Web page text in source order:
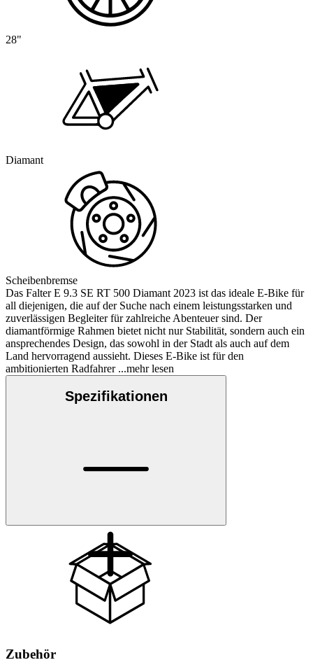
28"
Diamant
Scheibenbremse
Das Falter E 9.3 SE RT 500 Diamant 2023 ist das ideale E-Bike für
all diejenigen, die auf der Suche nach einem leistungsstarken und
zuverlässigen Begleiter für zahlreiche Abenteuer sind. Der
diamantförmige Rahmen bietet nicht nur Stabilität, sondern auch ein
ansprechendes Design, das sowohl in der Stadt als auch auf dem
Land hervorragend aussieht. Dieses E-Bike ist für den
ambitionierten Radfahrer...mehr lesen
Spezifikationen
Zubehör